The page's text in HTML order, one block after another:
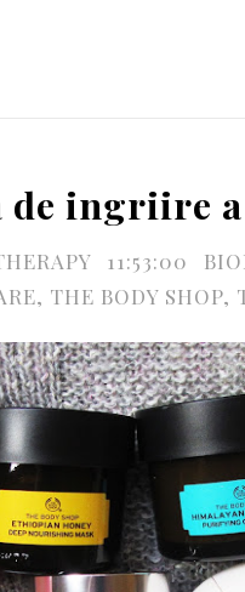
de ingriire
11:53:00
, THE BODY SHOP,